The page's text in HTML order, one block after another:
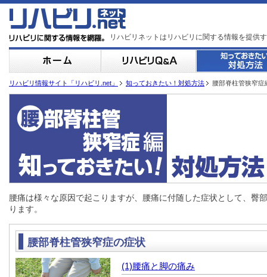
リハビリネットはリハビリに関する情報を提供
リハビリ情報サイト「リハビリ.net」 知っておきたい！対処方法 腰部脊柱管狭窄症
腰痛は様々な原因で起こりますが、腰痛に付随した症状として、臀
ります。
腰部脊柱管狭窄症の症状
(1)腰痛と脚の痛み